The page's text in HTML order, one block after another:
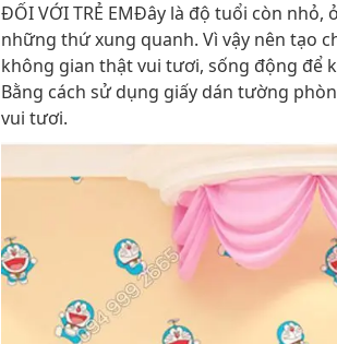
ĐỐI VỚI TRẺ EMĐây là độ tuổi còn
những thứ xung quanh. Vì vậy nên tạo
không gian thật vui tươi, sống động để
Bằng cách sử dụng giấy dán tường
vui tươi.